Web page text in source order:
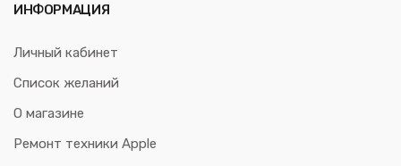
ИНФОРМАЦИЯ
Личный кабинет
Список желаний
О магазине
Ремонт техники Apple